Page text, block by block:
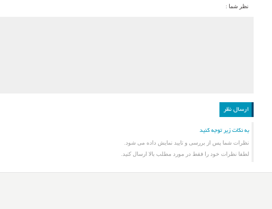
نظر شما :
به نکات زیر توجه کنید
نظرات شما پس از بررسی و تایید نمایش داده می شود.
لطفا نظرات خود را فقط در مورد مطلب بالا ارسال کنید.